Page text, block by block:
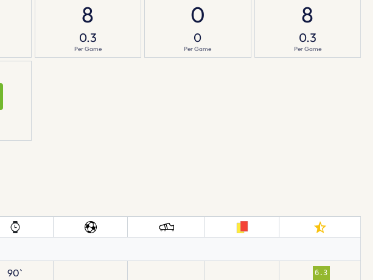
8
0.3
Per Game
0
0
Per Game
8
0.3
Per Game
90` 6.3